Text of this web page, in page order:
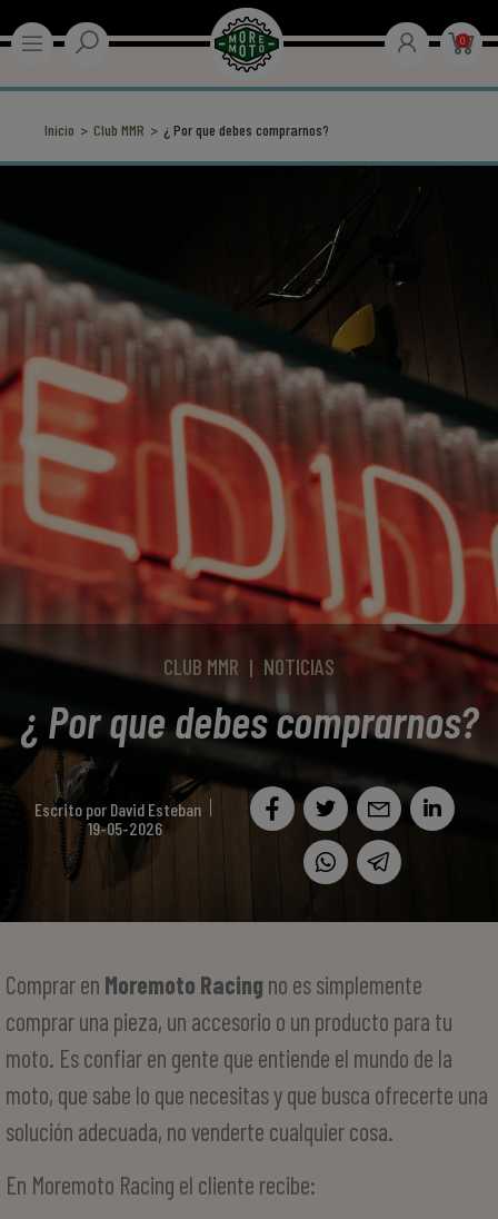
0
Inicio Club MMR ¿ Por que debes comprarnos?
CLUB MMR | NOTICIAS
¿ Por que debes comprarnos?
Escrito por David Esteban
19-05-2026
Comprar en Moremoto Racing no es simplemente
comprar una pieza, un accesorio o un producto para tu
moto. Es confiar en gente que entiende el mundo de la
moto, que sabe lo que necesitas y que busca ofrecerte una
solución adecuada, no venderte cualquier cosa.
En Moremoto Racing el cliente recibe: